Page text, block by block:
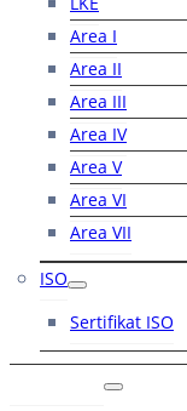
Area I
Area II
Area III
Area IV
Area V
Area VI
Area VII
ISO
Sertifikat ISO